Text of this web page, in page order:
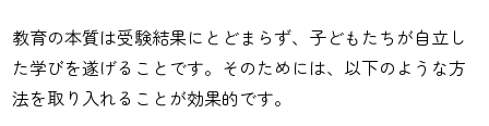
教育の本質は受験結果にとどまらず、子どもたちが自立し
た学びを遂げることです。そのためには、以下のような方
法を取り入れることが効果的です。